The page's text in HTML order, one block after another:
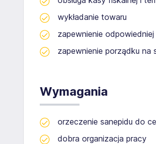
wykładanie towaru
zapewnienie
zapewnienie porządku na
Wymagania
orzeczenie sanepidu do
dobra organizacja pracy